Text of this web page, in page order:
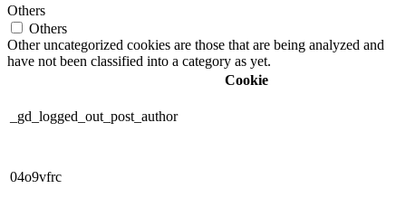
Others
Others
Other uncategorized cookies are those that are being analyzed and
have not been classified into a category as yet.
Cookie
_gd_logged_out_post_author
04o9vfrc